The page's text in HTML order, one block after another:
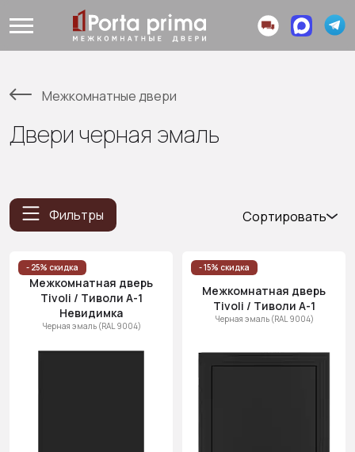
Межкомнатные двери
Двери черная эмаль
Фильтры
Сортировать
Цена
(возр.)
Цена (убыв.)
новинки
- 25% скидка
Межкомнатная дверь
Tivoli / Тиволи А-1
Невидимка
Черная эмаль (RAL 9004)
- 15% скидка
Межкомнатная дверь
Tivoli / Тиволи А-1
Черная эмаль (RAL 9004)